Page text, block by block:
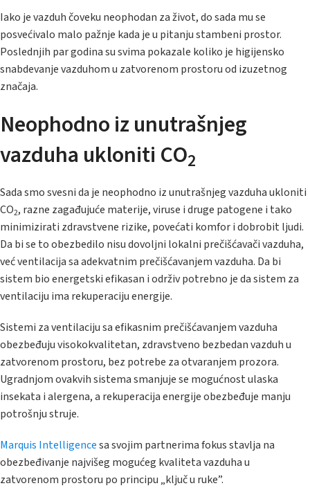
Iako je vazduh čoveku neophodan za život, do sada mu se
posvećivalo malo pažnje kada je u pitanju stambeni prostor.
Poslednjih par godina su svima pokazale koliko je higijensko
snabdevanje vazduhom u zatvorenom prostoru od izuzetnog
značaja.
Neophodno iz unutrašnjeg
vazduha ukloniti CO2
Sada smo svesni da je neophodno iz unutrašnjeg vazduha ukloniti
CO2, razne zagađujuće materije, viruse i druge patogene i tako
minimizirati zdravstvene rizike, povećati komfor i dobrobit ljudi.
Da bi se to obezbedilo nisu dovoljni lokalni prečišćavači vazduha,
već ventilacija sa adekvatnim prečišćavanjem vazduha. Da bi
sistem bio energetski efikasan i održiv potrebno je da sistem za
ventilaciju ima rekuperaciju energije.
Sistemi za ventilaciju sa efikasnim prečišćavanjem vazduha
obezbeđuju visokokvalitetan, zdravstveno bezbedan vazduh u
zatvorenom prostoru, bez potrebe za otvaranjem prozora.
Ugradnjom ovakvih sistema smanjuje se mogućnost ulaska
insekata i alergena, a rekuperacija energije obezbeđuje manju
potrošnju struje.
Marquis Intelligencesa svojim partnerima fokus stavlja na
obezbeđivanje najvišeg mogućeg kvaliteta vazduha u
zatvorenom prostoru po principu „ključ u ruke”.